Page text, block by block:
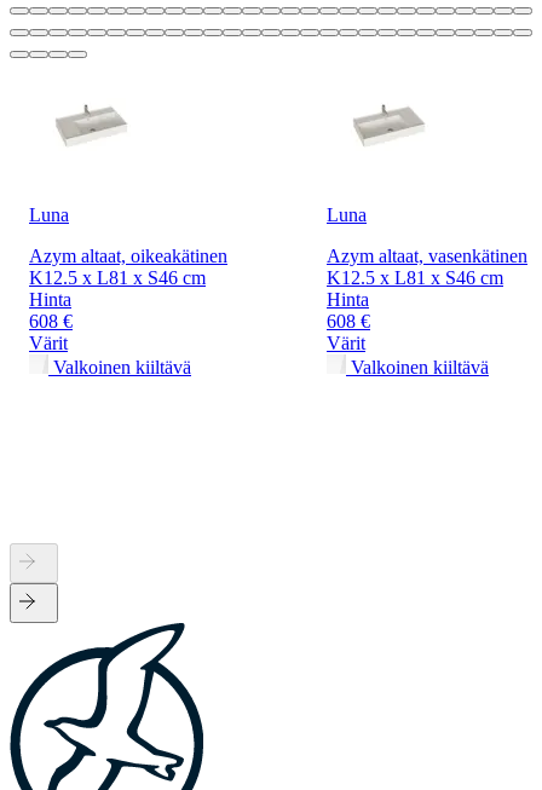
Luna
Azym altaat, oikeakätinen
K12.5 x L81 x S46 cm
Hinta
608 €
Värit
Valkoinen kiiltävä
Luna
Azym altaat, vasenkätinen
K12.5 x L81 x S46 cm
Hinta
608 €
Värit
Valkoinen kiiltävä